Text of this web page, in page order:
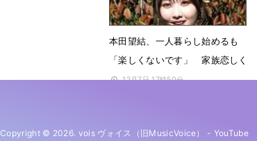
本田望結、一人暮らし始めるも
「楽しくないです」 家族恋しく
12月7日 17時50分
Copyright © 2026. vois ヴォイス（旧MusicVoice） - YouTube